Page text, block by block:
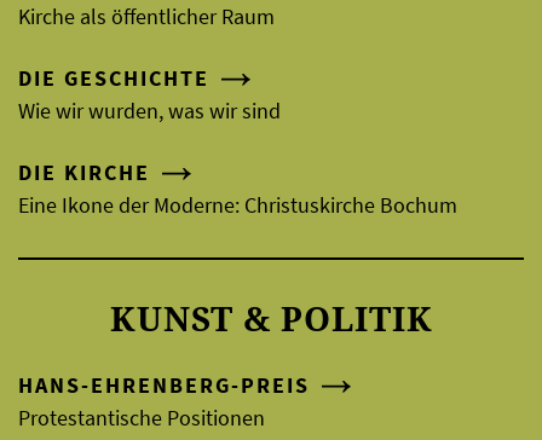
Kirche als öffentlicher Raum
DIE GESCHICHTE
Wie wir wurden, was wir sind
DIE KIRCHE
Eine Ikone der Moderne: Christuskirche Bochum
KUNST & POLITIK
HANS-EHRENBERG-PREIS
Protestantische Positionen